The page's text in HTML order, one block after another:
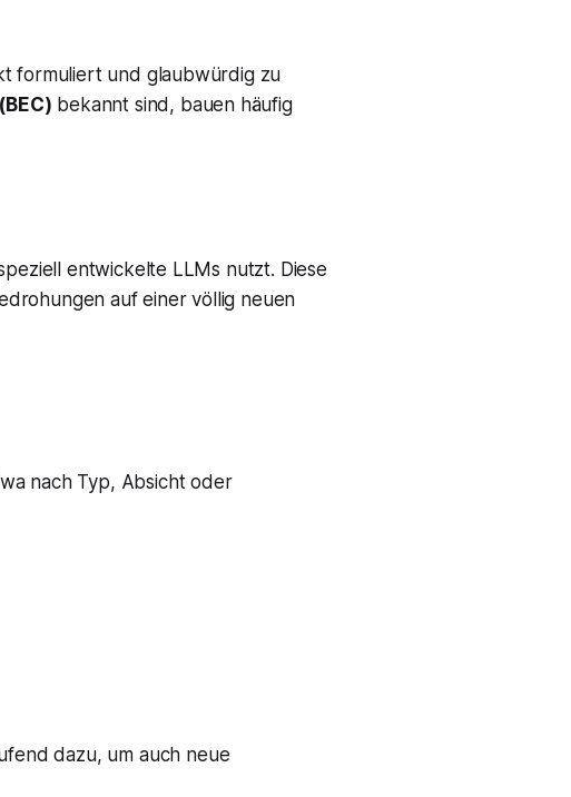
formuliert und glaubwürdig zu
bekannt sind, bauen häufig
entwickelte LLMs nutzt. Diese
auf einer völlig neuen
nach Typ, Absicht oder
dazu, um auch neue